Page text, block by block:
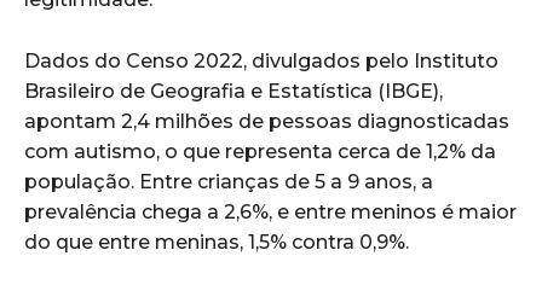
Dados do Censo 2022, divulgados pelo Instituto
Brasileiro de Geografia e Estatística (IBGE),
apontam 2,4 milhões de pessoas diagnosticadas
com autismo, o que representa cerca de 1,2% da
população. Entre crianças de 5 a 9 anos, a
prevalência chega a 2,6%, e entre meninos é maior
do que entre meninas, 1,5% contra 0,9%.